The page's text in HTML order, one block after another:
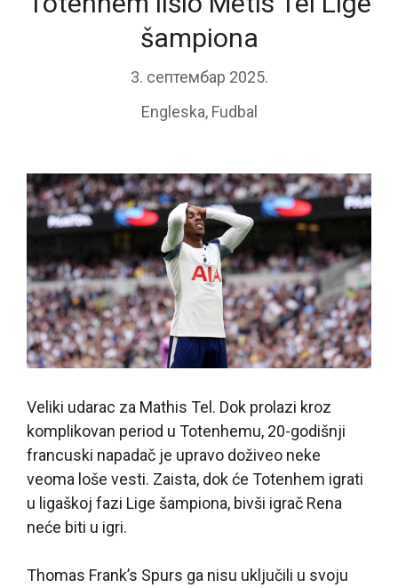
šampiona
3. септембар 2025.
Engleska, Fudbal
Veliki udarac za Mathis Tel. Dok prolazi kroz
komplikovan period u Totenhemu, 20-godišnji
francuski napadač je upravo doživeo neke
veoma loše vesti. Zaista, dok će Totenhem igrati
u ligaškoj fazi Lige šampiona, bivši igrač Rena
neće biti u igri.
Thomas Frank’s Spurs ga nisu uključili u svoju